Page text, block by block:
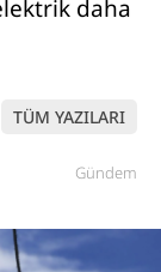
daha
TÜM YAZILARI
Gündem